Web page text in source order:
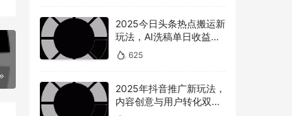
2025今日头条热点搬运新
玩法，AI洗稿单日收益
300+技巧
625
2025年抖音推广新玩法，
内容创意与用户转化双提